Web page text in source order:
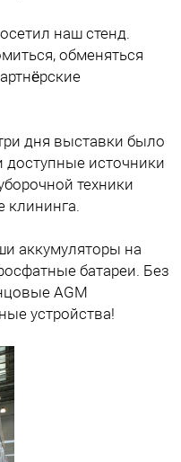
наш стенд.
обменяться
дня выставки было
доступные источники
техники
клининга.
аккумуляторы на
батареи. Без
AGM
устройства!